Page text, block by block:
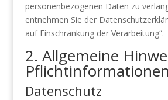
personenbezogenen Daten zu
entnehmen Sie der
auf Einschränkung der Verarbeitung“.
2. Allgemeine
Pflichtinformationen
Datenschutz